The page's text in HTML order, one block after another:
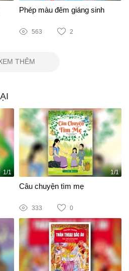
Phép màu đêm giáng sinh
563 2
THÊM
1/1 1/1
Câu chuyện tìm mẹ
333 0